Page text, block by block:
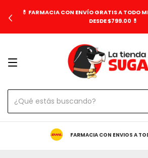
💊 FARMACIA CON ENVÍO GRATIS A TODO
DESDE $799.00 💊
FARMACIA CON ENVIOS A